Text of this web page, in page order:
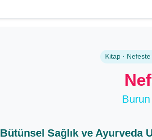
Kitap ·
Bütünsel Sağlık ve Ayurveda